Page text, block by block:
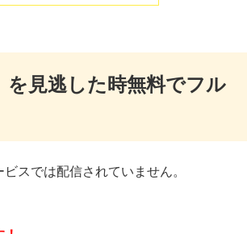
見逃した時無料でフル
スでは配信されていません。